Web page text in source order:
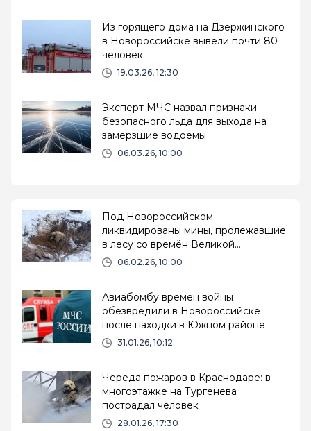
Из горящего дома на Дзержинского
в Новороссийске вывели почти 80
человек
19.03.26, 12:30
Эксперт МЧС назвал признаки
безопасного льда для выхода на
замерзшие водоемы
06.03.26, 10:00
Под Новороссийском
ликвидированы мины, пролежавшие
в лесу со времён Великой
Отечественной войны
06.02.26, 10:00
Авиабомбу времен войны
обезвредили в Новороссийске
после находки в Южном районе
31.01.26, 10:12
Череда пожаров в Краснодаре: в
многоэтажке на Тургенева
пострадал человек
28.01.26, 17:30